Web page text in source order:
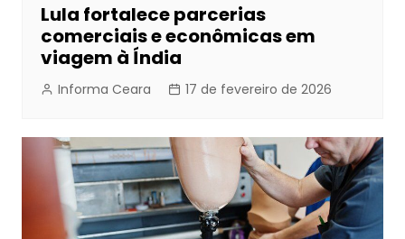
Lula fortalece parcerias
comerciais e econômicas em
viagem à Índia
Informa Ceara 17 de fevereiro de 2026